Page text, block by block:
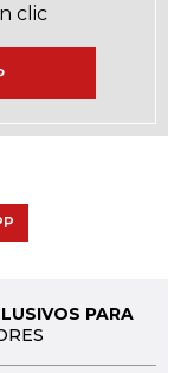
clic
PARA